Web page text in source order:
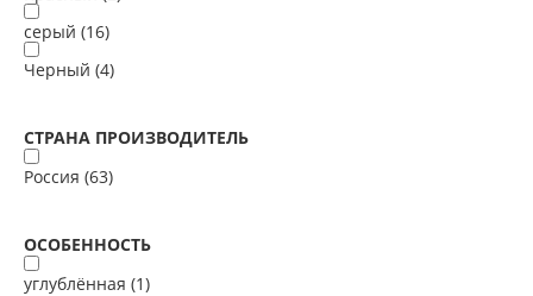
серый (16)
Черный (4)
СТРАНА ПРОИЗВОДИТЕЛЬ
Россия (63)
ОСОБЕННОСТЬ
углублённая (1)